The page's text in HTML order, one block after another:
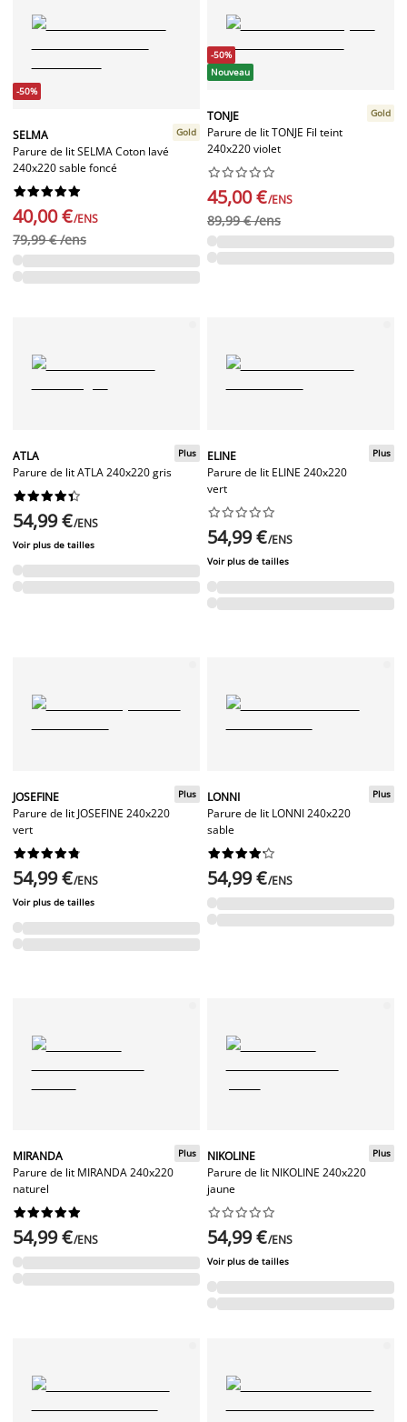
-50%
SELMA
Parure de lit SELMA Coton lavé
240x220 sable foncé
Gold






40,00 €/ENS
79,99 € /ens
-50%
Nouveau
TONJE
Parure de lit TONJE Fil teint
240x220 violet
Gold






45,00 €/ENS
89,99 € /ens
ATLA
Parure de lit ATLA 240x220 gris
Plus






54,99 €/ENS
Voir plus de tailles
ELINE
Parure de lit ELINE 240x220
vert
Plus






54,99 €/ENS
Voir plus de tailles
JOSEFINE
Parure de lit JOSEFINE 240x220
vert
Plus






54,99 €/ENS
Voir plus de tailles
LONNI
Parure de lit LONNI 240x220
sable
Plus






54,99 €/ENS
MIRANDA
Parure de lit MIRANDA 240x220
naturel
Plus






54,99 €/ENS
NIKOLINE
Parure de lit NIKOLINE 240x220
jaune
Plus






54,99 €/ENS
Voir plus de tailles